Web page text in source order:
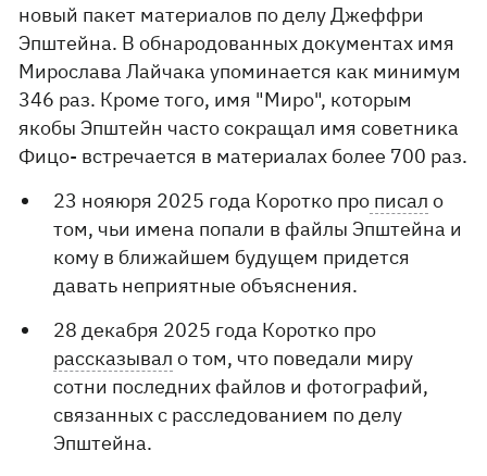
новый пакет материалов по делу Джеффри
Эпштейна. В обнародованных документах имя
Мирослава Лайчака упоминается как минимум
346 раз. Кроме того, имя "Миро", которым
якобы Эпштейн часто сокращал имя советника
Фицо- встречается в материалах более 700 раз.
23 нояюря 2025 года Коротко про писал о
том, чьи имена попали в файлы Эпштейна и
кому в ближайшем будущем придется
давать неприятные объяснения.
28 декабря 2025 года Коротко про
рассказывал о том, что поведали миру
сотни последних файлов и фотографий,
связанных с расследованием по делу
Эпштейна.